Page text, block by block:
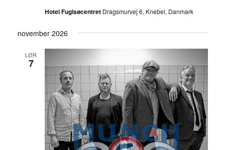
Hotel Fuglsøcentret Dragsmurvej 6, Knebel, Danmark
november 2026
LØR
7